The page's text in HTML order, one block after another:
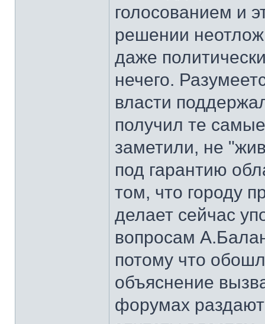
голосованием и
решении
даже
нечего.
власти
получил те
заметили, не
под гарантию
том, что городу
делает сейчас
вопросам
потому что
объяснение
форумах